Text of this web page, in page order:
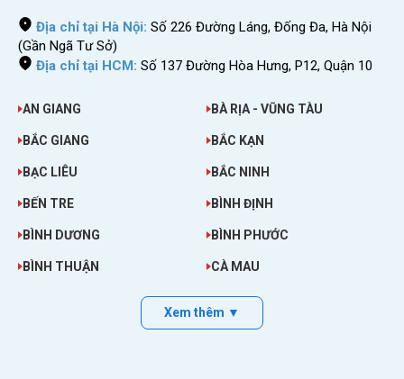
hãng, có chất lượng tốt nhất, đang được
đông đảo khách hàng sử dụng. Sự hài lòng
là những gì bạn nhận được khi mua những
Bí Quyết Phân Biệt Dcom 4G Chính Hãng
Và Hàng Giả
Đây là vấn để được rất nhiều khách hàng
quan tâm, xem xong bài này đảm bảo bạn
sẽ biết cách chọn cho mình một sản phẩm
USB 4G giá rẻ chính hãng 100%
Tại Sao 70% Khách Hàng Hà Nội, TP
HCM Chọn Dcom 4G Tại Đây
Địa chỉ tại Hà Nội: Số 226 Đường Láng, Đống Đa, Hà Nội
(Gần Ngã Tư Sở)
Địa chỉ tại HCM: Số 137 Đường Hòa Hưng, P12, Quận 10
AN GIANG BÀ RỊA - VŨNG TÀU
BẮC GIANG BẮC KẠN
BẠC LIÊU BẮC NINH
BẾN TRE BÌNH ĐỊNH
BÌNH DƯƠNG BÌNH PHƯỚC
BÌNH THUẬN CÀ MAU
Xem thêm ▼